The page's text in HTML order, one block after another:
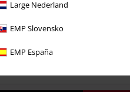
Large Nederland
EMP Slovensko
EMP España